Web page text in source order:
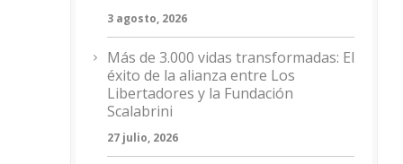
3 agosto, 2026
Más de 3.000 vidas transformadas: El
éxito de la alianza entre Los
Libertadores y la Fundación
Scalabrini
27 julio, 2026